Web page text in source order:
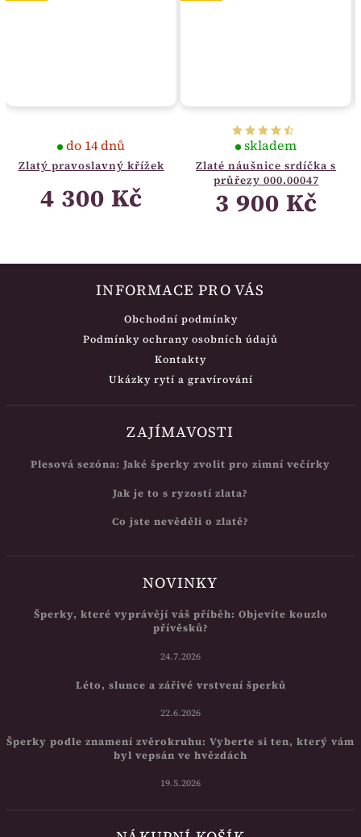
Zlatý pravoslavný křížek
do 14 dnů
4 300 Kč
Zlaté náušnice srdíčka s
průřezy 000.00047
skladem
3 900 Kč
INFORMACE PRO VÁS
Obchodní podmínky
Podmínky ochrany osobních údajů
Kontakty
Ukázky rytí a gravírování
ZAJÍMAVOSTI
Plesová sezóna: Jaké šperky zvolit pro zimní večírky
Jak je to s ryzostí zlata?
Co jste nevěděli o zlatě?
NOVINKY
Šperky, které vyprávějí váš příběh: Objevíte kouzlo
přívěsků?
24.7.2026
Léto, slunce a zářivé vrstvení šperků
22.6.2026
Šperky podle znamení zvěrokruhu: Vyberte si ten, který vám
byl vepsán ve hvězdách
19.5.2026